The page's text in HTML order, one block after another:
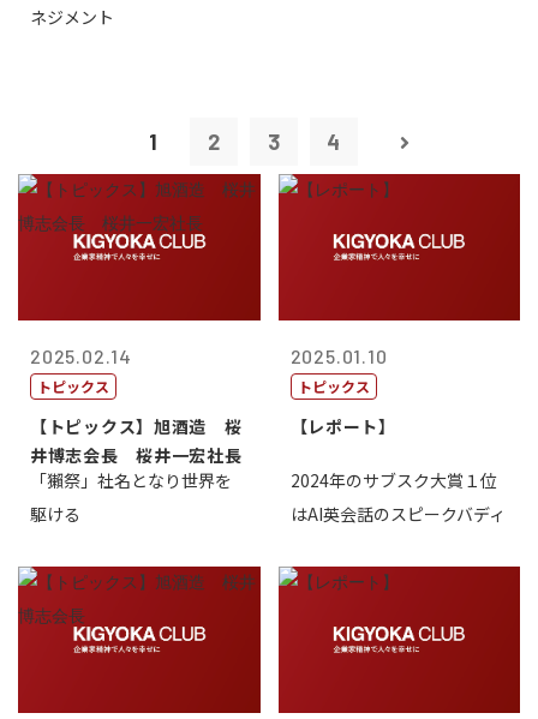
ネジメント
1 2 3 4
2025.02.14
トピックス
【トピックス】旭酒造 桜
井博志会長 桜井一宏社長
「獺祭」社名となり世界を
駆ける
2025.01.10
トピックス
【レポート】
2024年のサブスク大賞１位
はAI英会話のスピークバディ